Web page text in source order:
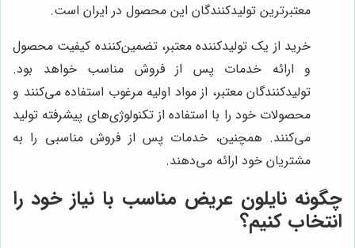
معتبرترین تولیدکنندگان این محصول در ایران است.
خرید از یک تولیدکننده معتبر، تضمین‌کننده کیفیت محصول
و ارائه خدمات پس از فروش مناسب خواهد بود.
تولیدکنندگان معتبر، از مواد اولیه مرغوب استفاده می‌کنند و
محصولات خود را با استفاده از تکنولوژی‌های پیشرفته تولید
می‌کنند. همچنین، خدمات پس از فروش مناسبی را به
مشتریان خود ارائه می‌دهند.
چگونه نایلون عریض مناسب با نیاز خود را
انتخاب کنیم؟